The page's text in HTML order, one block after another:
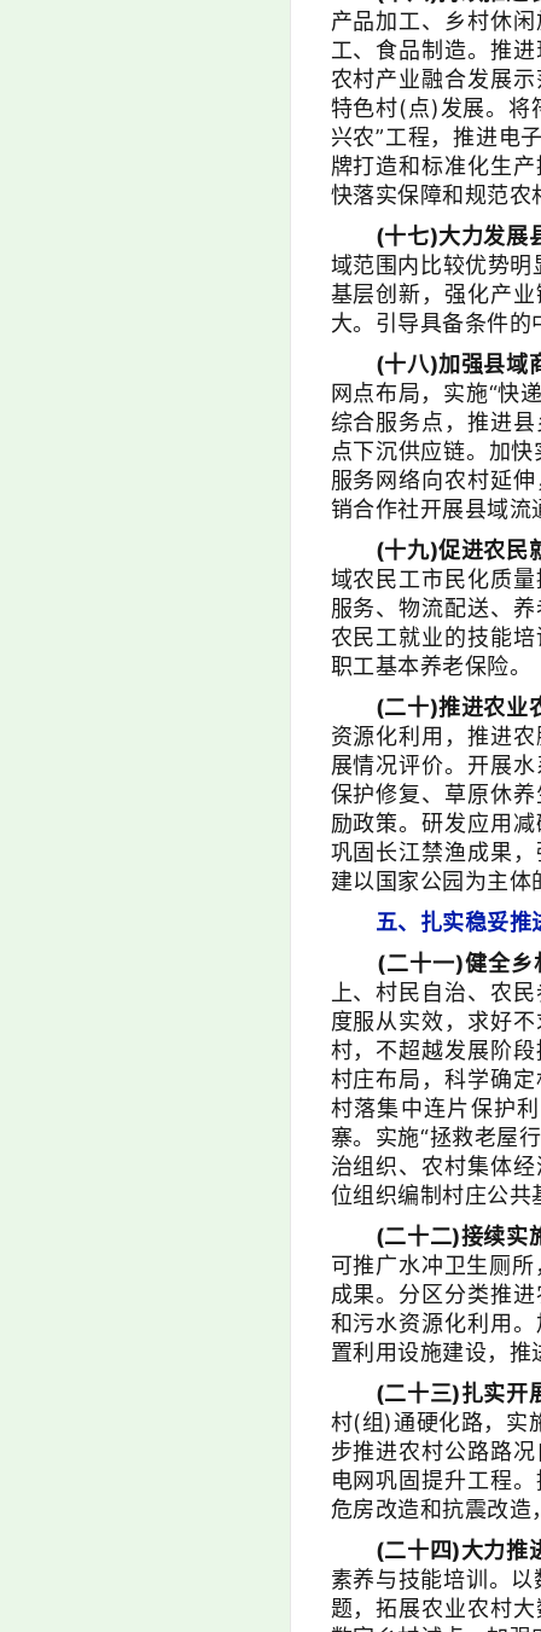
产品加工、乡村休
工、食品制造。推
农村产业融合发展
特色村(点)发展。将
兴农”工程，推进电
牌打造和标准化生
快落实保障和规范
(十七)大力发展
域范围内比较优势明
基层创新，强化产
大。引导具备条件
(十八)加强县域
网点布局，实施“快
综合服务点，推进
点下沉供应链。加
服务网络向农村延
销合作社开展县域
(十九)促进农民
域农民工市民化质
服务、物流配送、
农民工就业的技能
职工基本养老保险。
(二十)推进农业
资源化利用，推进
展情况评价。开展
保护修复、草原休
励政策。研发应用
巩固长江禁渔成果
建以国家公园为主
五、扎实稳妥推
(二十一)健全乡
上、村民自治、农
度服从实效，求好
村，不超越发展阶
村庄布局，科学确
村落集中连片保护
寨。实施“拯救老屋
治组织、农村集体
位组织编制村庄公
(二十二)接续实
可推广水冲卫生厕
成果。分区分类推
和污水资源化利用
置利用设施建设，
(二十三)扎实开
村(组)通硬化路，实
步推进农村公路路
电网巩固提升工程
危房改造和抗震改
(二十四)大力推
素养与技能培训。
题，拓展农业农村